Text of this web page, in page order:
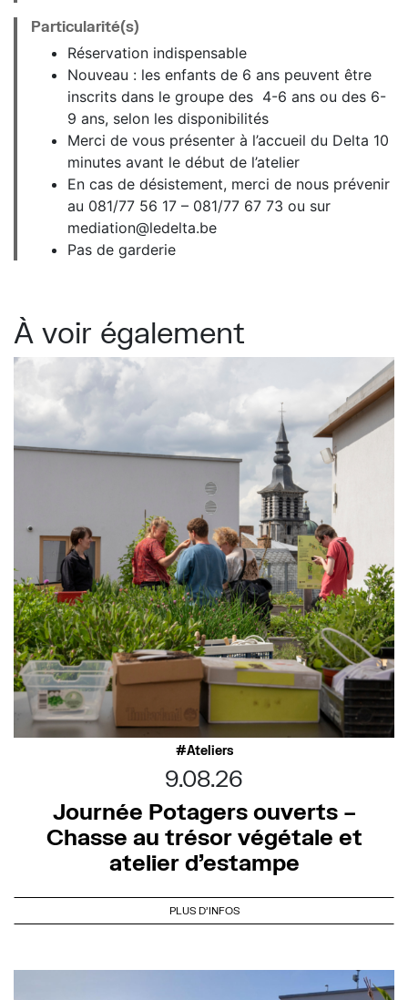
Particularité(s)
Réservation indispensable
Nouveau : les enfants de 6 ans peuvent être
inscrits dans le groupe des 4-6 ans ou des 6-
9 ans, selon les disponibilités
Merci de vous présenter à l’accueil du Delta 10
minutes avant le début de l’atelier
En cas de désistement, merci de nous prévenir
au 081/77 56 17 – 081/77 67 73 ou sur
mediation@ledelta.be
Pas de garderie
À voir également
Ateliers
9.08.26
Journée Potagers ouverts –
Chasse au trésor végétale et
atelier d’estampe
PLUS D'INFOS